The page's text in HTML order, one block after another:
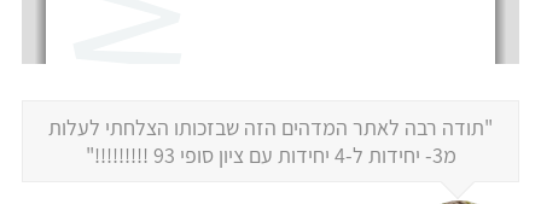
"תודה רבה לאתר המדהים הזה שבזכותו הצלחתי לעלות
מ3- יחידות ל-4 יחידות עם ציון סופי 93 !!!!!!!!!"